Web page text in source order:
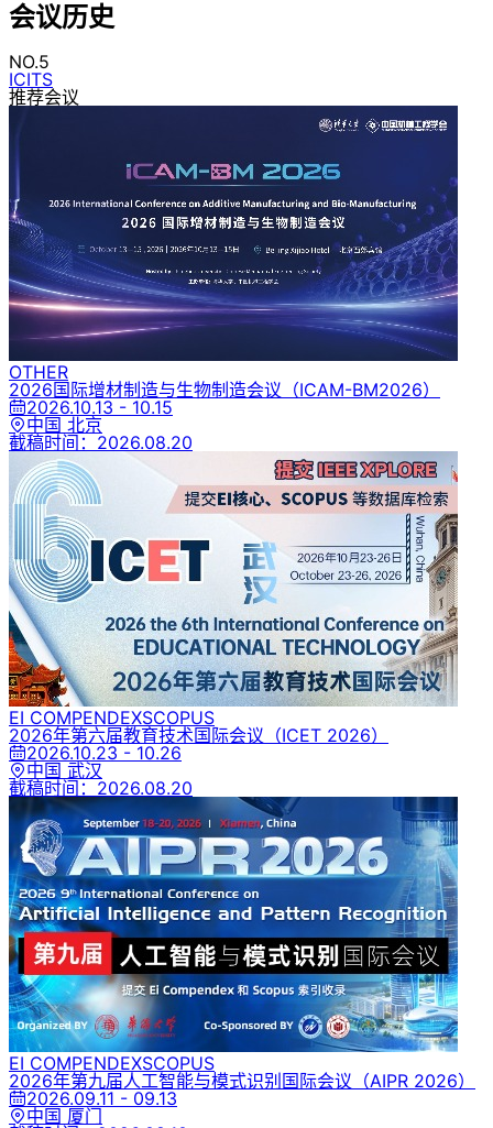
会议历史
NO.5
ICITS
推荐会议
OTHER
2026国际增材制造与生物制造会议 （ICAM-BM2026）
2026.10.13 - 10.15
中国 北京
截稿时间： 2026.08.20
EI COMPENDEXSCOPUS
2026年第六届教育技术国际会议 （ICET 2026）
2026.10.23 - 10.26
中国 武汉
截稿时间： 2026.08.20
EI COMPENDEXSCOPUS
2026年第九届人工智能与模式识别国际会议 （AIPR 2026）
2026.09.11 - 09.13
中国 厦门